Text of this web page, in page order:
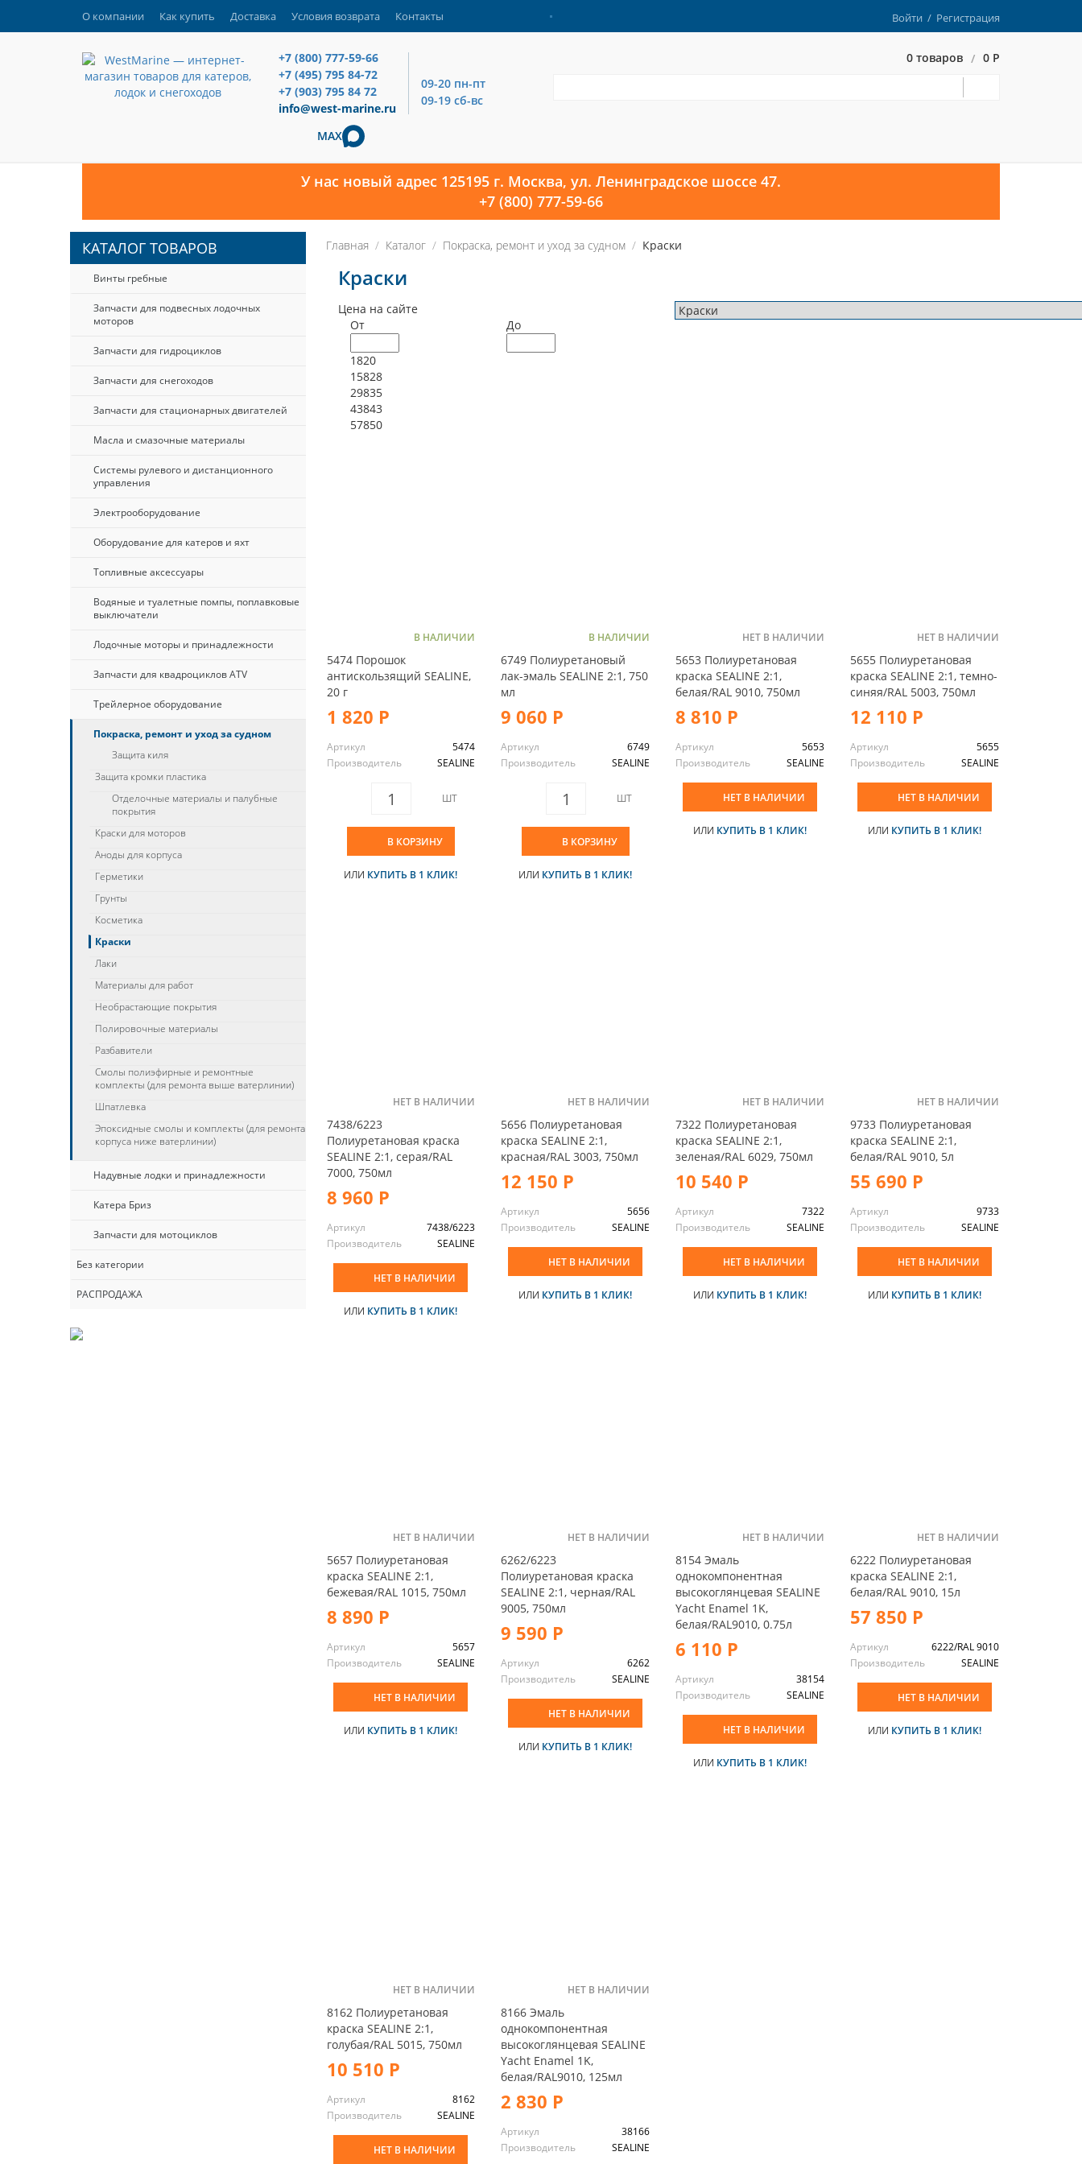
О компании Как купить Доставка Условия возврата Контакты Войти / Регистрация
+7 (800) 777-59-66
+7 (495) 795 84-72
+7 (903) 795 84 72
info@west-marine.ru
09-20 пн-пт
09-19 сб-вс
MAX
0 товаров / 0 Р
У нас новый адрес 125195 г. Москва, ул. Ленинградское шоссе 47.
+7 (800) 777-59-66
Главная Каталог Покраска, ремонт и уход за судном Краски
Краски
Цена на сайте
От
До
1820
15828
29835
43843
57850
В НАЛИЧИИ
5474 Порошок
антискользящий SEALINE,
20 г
1 820 Р
Артикул
5474
Производитель
SEALINE
ШТ
В КОРЗИНУ
ИЛИ КУПИТЬ В 1 КЛИК!
В НАЛИЧИИ
6749 Полиуретановый
лак-эмаль SEALINE 2:1, 750
мл
9 060 Р
Артикул
6749
Производитель
SEALINE
ШТ
В КОРЗИНУ
ИЛИ КУПИТЬ В 1 КЛИК!
НЕТ В НАЛИЧИИ
5653 Полиуретановая
краска SEALINE 2:1,
белая/RAL 9010, 750мл
8 810 Р
Артикул
5653
Производитель
SEALINE
НЕТ В НАЛИЧИИ
ИЛИ КУПИТЬ В 1 КЛИК!
НЕТ В НАЛИЧИИ
5655 Полиуретановая
краска SEALINE 2:1, темно-
синяя/RAL 5003, 750мл
12 110 Р
Артикул
5655
Производитель
SEALINE
НЕТ В НАЛИЧИИ
ИЛИ КУПИТЬ В 1 КЛИК!
НЕТ В НАЛИЧИИ
7438/6223
Полиуретановая краска
SEALINE 2:1, серая/RAL
7000, 750мл
8 960 Р
Артикул
7438/6223
Производитель
SEALINE
НЕТ В НАЛИЧИИ
ИЛИ КУПИТЬ В 1 КЛИК!
НЕТ В НАЛИЧИИ
5656 Полиуретановая
краска SEALINE 2:1,
красная/RAL 3003, 750мл
12 150 Р
Артикул
5656
Производитель
SEALINE
НЕТ В НАЛИЧИИ
ИЛИ КУПИТЬ В 1 КЛИК!
НЕТ В НАЛИЧИИ
7322 Полиуретановая
краска SEALINE 2:1,
зеленая/RAL 6029, 750мл
10 540 Р
Артикул
7322
Производитель
SEALINE
НЕТ В НАЛИЧИИ
ИЛИ КУПИТЬ В 1 КЛИК!
НЕТ В НАЛИЧИИ
9733 Полиуретановая
краска SEALINE 2:1,
белая/RAL 9010, 5л
55 690 Р
Артикул
9733
Производитель
SEALINE
НЕТ В НАЛИЧИИ
ИЛИ КУПИТЬ В 1 КЛИК!
НЕТ В НАЛИЧИИ
5657 Полиуретановая
краска SEALINE 2:1,
бежевая/RAL 1015, 750мл
8 890 Р
Артикул
5657
Производитель
SEALINE
НЕТ В НАЛИЧИИ
ИЛИ КУПИТЬ В 1 КЛИК!
НЕТ В НАЛИЧИИ
6262/6223
Полиуретановая краска
SEALINE 2:1, черная/RAL
9005, 750мл
9 590 Р
Артикул
6262
Производитель
SEALINE
НЕТ В НАЛИЧИИ
ИЛИ КУПИТЬ В 1 КЛИК!
НЕТ В НАЛИЧИИ
8154 Эмаль
однокомпонентная
высокоглянцевая SEALINE
Yacht Enamel 1K,
белая/RAL9010, 0.75л
6 110 Р
Артикул
38154
Производитель
SEALINE
НЕТ В НАЛИЧИИ
ИЛИ КУПИТЬ В 1 КЛИК!
НЕТ В НАЛИЧИИ
6222 Полиуретановая
краска SEALINE 2:1,
белая/RAL 9010, 15л
57 850 Р
Артикул
6222/RAL 9010
Производитель
SEALINE
НЕТ В НАЛИЧИИ
ИЛИ КУПИТЬ В 1 КЛИК!
НЕТ В НАЛИЧИИ
8162 Полиуретановая
краска SEALINE 2:1,
голубая/RAL 5015, 750мл
10 510 Р
Артикул
8162
Производитель
SEALINE
НЕТ В НАЛИЧИИ
НЕТ В НАЛИЧИИ
8166 Эмаль
однокомпонентная
высокоглянцевая SEALINE
Yacht Enamel 1K,
белая/RAL9010, 125мл
2 830 Р
Артикул
38166
Производитель
SEALINE
КАТАЛОГ ТОВАРОВ
Винты гребные
Запчасти для подвесных лодочных
моторов
Запчасти для гидроциклов
Запчасти для снегоходов
Запчасти для стационарных двигателей
Масла и смазочные материалы
Системы рулевого и дистанционного
управления
Электрооборудование
Оборудование для катеров и яхт
Топливные аксессуары
Водяные и туалетные помпы, поплавковые
выключатели
Лодочные моторы и принадлежности
Запчасти для квадроциклов ATV
Трейлерное оборудование
Покраска, ремонт и уход за судном
Защита киля
Защита кромки пластика
Отделочные материалы и палубные
покрытия
Краски для моторов
Аноды для корпуса
Герметики
Грунты
Косметика
Краски
Лаки
Материалы для работ
Необрастающие покрытия
Полировочные материалы
Разбавители
Смолы полиэфирные и ремонтные
комплекты (для ремонта выше ватерлинии)
Шпатлевка
Эпоксидные смолы и комплекты (для ремонта
корпуса ниже ватерлинии)
Надувные лодки и принадлежности
Катера Бриз
Запчасти для мотоциклов
Без категории
РАСПРОДАЖА